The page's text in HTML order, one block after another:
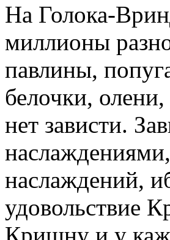
На Голока-
миллионы
павлины,
белочки,
нет зависти.
наслаждений,
удовольствие
Кришну и у